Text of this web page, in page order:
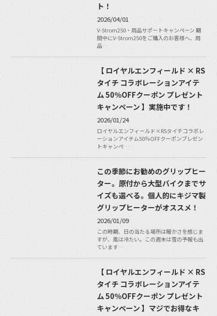
ト！
2026/04/01
V-Strom250・用品サポートキャンペーン 期
間中にV-Strom250をご購入のお客様へ、用
品…
【 ロイヤルエンフィールド × RS
タイチ コラボレーションアイテ
ム 50％OFFクーポン プレゼント
キャンペーン 】実施中です！
2026/01/24
ロイヤルエンフィールド×RSタイチコラボレ
ーションアイテム50％OFFクーポンプレゼン
トキャンペ…
この季節にお勧めのグリップヒー
ター。原付から大型バイクまでサ
イズも選べる。個人的にキジマ製
グリップヒーターがオススメ！
2026/01/09
この時期、日の当たる場所は暖かさを感じま
すが、風は冷たい。この週末は雪の予報も出
ています…
【 ロイヤルエンフィールド × RS
タイチ コラボレーションアイテ
ム 50％OFFクーポン プレゼント
キャンペーン 】マジでお得なキ